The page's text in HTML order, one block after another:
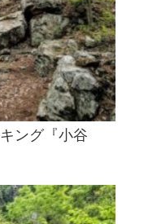
ング『小谷